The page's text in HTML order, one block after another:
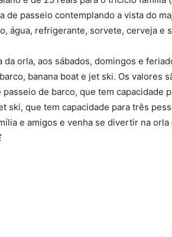
de passeio contemplando a vista do
água, refrigerante, sorvete, cerveja e
da orla, aos sábados, domingos e
banana boat e jet ski. Os valores
passeio de barco, que tem capacidade
ski, que tem capacidade para três
e amigos e venha se divertir na orla